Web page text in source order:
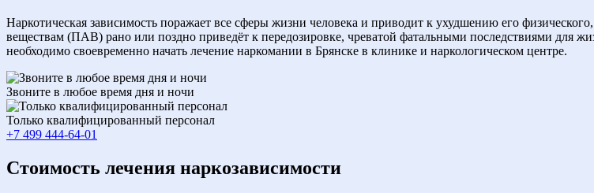
Наркотическая зависимость поражает все сферы жизни человека и приводит к ухудшению его физического,
веществам (ПАВ) рано или поздно приведёт к передозировке, чреватой фатальными последствиями для
необходимо своевременно начать лечение наркомании в Брянске в клинике и наркологическом центре.
Звоните в любое время дня и ночи
Только квалифицированный персонал
+7 499 444-64-01
Cтоимость лечения наркозависимости